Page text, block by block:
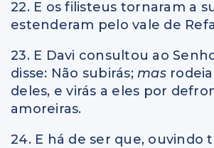
22. E os filisteus tornaram a
estenderam pelo vale de
23. E Davi consultou ao
disse: Não subirás; mas
deles, e virás a eles por
amoreiras.
24. E há de ser que, ouvindo